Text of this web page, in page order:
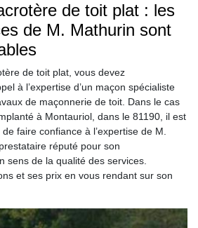
de toit plat : les
de M. Mathurin sont
de toit plat, vous devez
à l’expertise d’un maçon spécialiste
de maçonnerie de toit. Dans le cas
à Montauriol, dans le 81190, il est
faire confiance à l’expertise de M.
réputé pour son
sens de la qualité des services.
et ses prix en vous rendant sur son